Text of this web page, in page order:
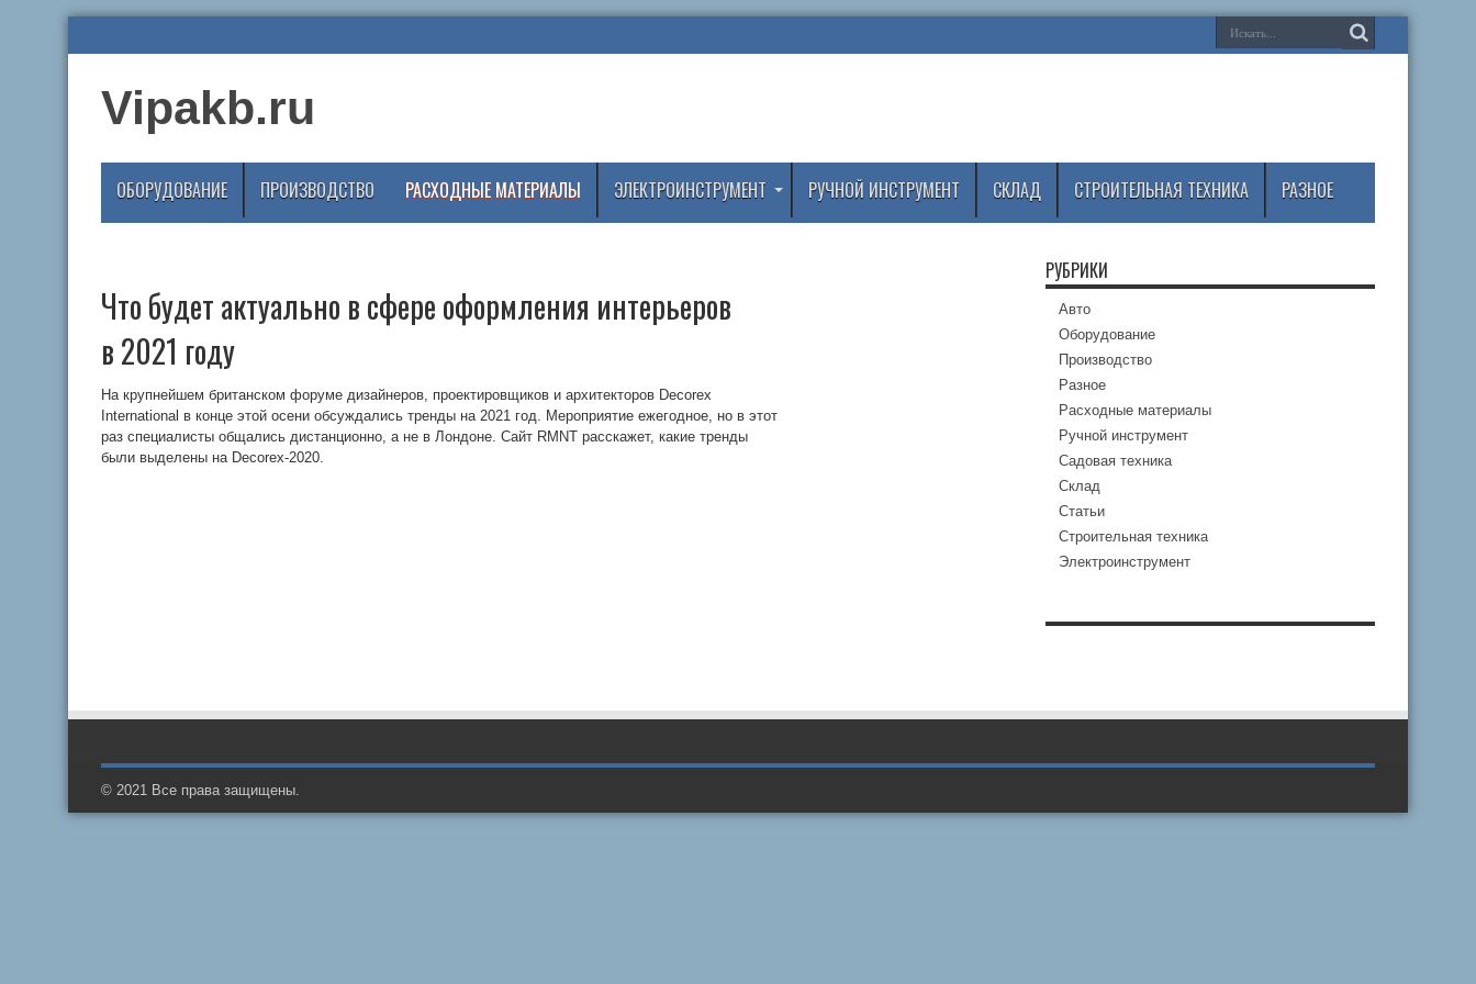
Vipakb.ru
ОБОРУДОВАНИЕ ПРОИЗВОДСТВО РАСХОДНЫЕ МАТЕРИАЛЫ ЭЛЕКТРОИНСТРУМЕНТ РУЧНОЙ ИНСТРУМЕНТ СКЛАД СТРОИТЕЛЬНАЯ ТЕХНИКА РАЗНОЕ
Что будет актуально в сфере оформления интерьеров
в 2021 году
На крупнейшем британском форуме дизайнеров, проектировщиков и архитекторов Decorex
International в конце этой осени обсуждались тренды на 2021 год. Мероприятие ежегодное, но в этот
раз специалисты общались дистанционно, а не в Лондоне. Сайт RMNT расскажет, какие тренды
были выделены на Decorex-2020.
РУБРИКИ
Авто
Оборудование
Производство
Разное
Расходные материалы
Ручной инструмент
Садовая техника
Склад
Статьи
Строительная техника
Электроинструмент
© 2021 Все права защищены.